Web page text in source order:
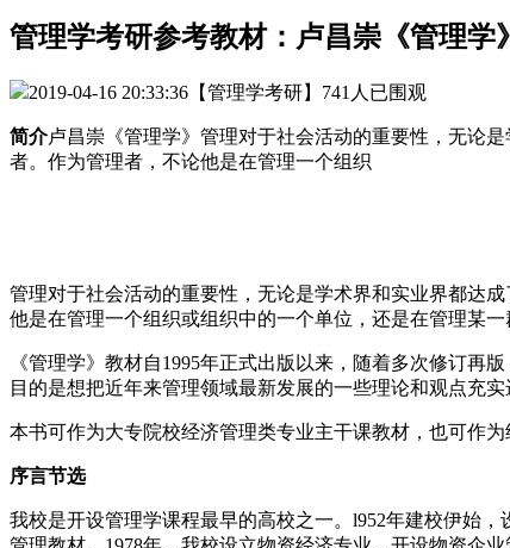
管理学考研参考教材：卢昌崇《管理学》
2019-04-16 20:33:36 【管理学考研】 741人已围观
简介卢昌崇《管理学》管理对于社会活动的重要性，无论
者。作为管理者，不论他是在管理一个组织
管理对于社会活动的重要性，无论是学术界和实业界都达
他是在管理一个组织或组织中的一个单位，还是在管理某
《管理学》教材自1995年正式出版以来，随着多次修订
目的是想把近年来管理领域最新发展的一些理论和观点充
本书可作为大专院校经济管理类专业主干课教材，也可作
序言节选
我校是开设管理学课程最早的高校之一。l952年建校伊始